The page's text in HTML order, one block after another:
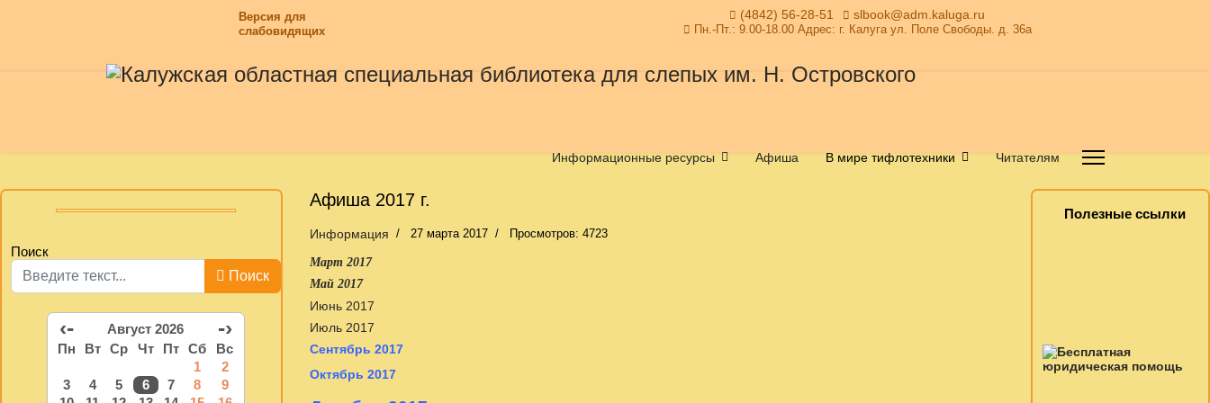
Версия для
слабовидящих
(4842) 56-28-51 slbook@adm.kaluga.ru
Пн.-Пт.: 9.00-18.00 Адрес: г. Калуга ул. Поле Свободы. д. 36а
Информационные ресурсы Афиша В мире тифлотехники Читателям
Поиск
Поиск
‹- Август 2026 -›
Пн Вт Ср Чт Пт Сб
Вс
1
2
3
4 5 6 7 8
9
Афиша 2017 г.
Информация 27 марта 2017 Просмотров: 4723
Март 2017
Май 2017
Июнь 2017
Июль 2017
Сентябрь 2017
Октябрь 2017
Полезные ссылки